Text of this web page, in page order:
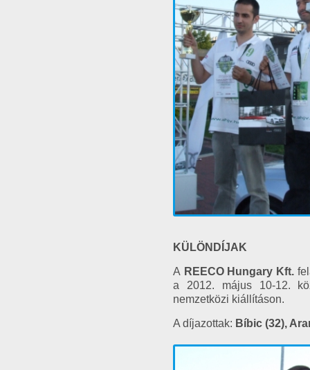
KÜLÖNDÍJAK
A REECO Hungary Kft.
a 2012. május 10-12.
nemzetközi kiállításon.
A díjazottak: Bíbic (32),